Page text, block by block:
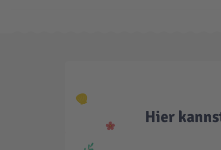
Hier